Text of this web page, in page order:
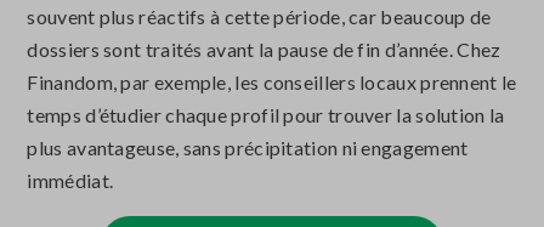
souvent plus réactifs à cette période, car beaucoup de
dossiers sont traités avant la pause de fin d’année. Chez
Finandom, par exemple, les conseillers locaux prennent le
temps d’étudier chaque profil pour trouver la solution la
plus avantageuse, sans précipitation ni engagement
immédiat.